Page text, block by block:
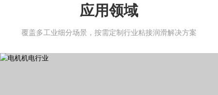
应用领域
覆盖多工业细分场景，按需定制行业粘接润滑解决方案